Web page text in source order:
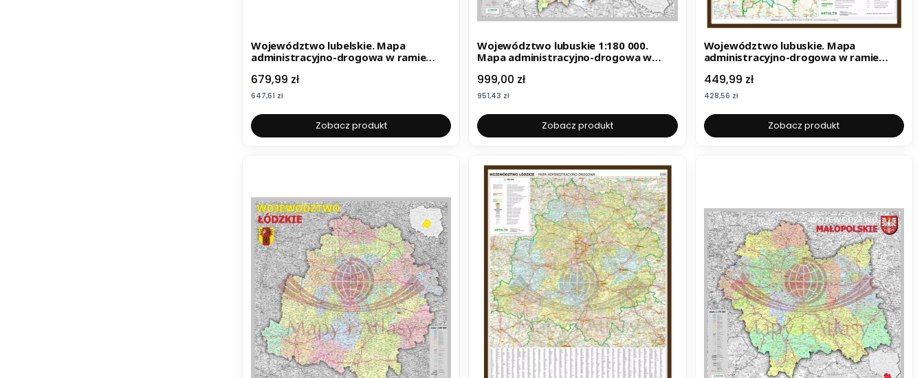
Województwo lubelskie. Mapa
administracyjno-drogowa w ramie
Cena
679,99 zł
Cena
647,61 zł
Zobacz produkt
Województwo lubuskie 1:180 000.
Mapa administracyjno-drogowa w
Cena
999,00 zł
Cena
951,43 zł
Zobacz produkt
Województwo lubuskie. Mapa
administracyjno-drogowa w ramie
Cena
449,99 zł
Cena
428,56 zł
Zobacz produkt